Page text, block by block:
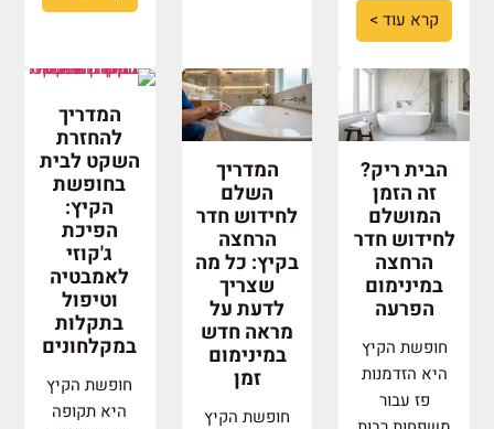
קרא עוד >
הבית ריק?
זה הזמן
המושלם
לחידוש חדר
הרחצה
במינימום
הפרעה
חופשת הקיץ
היא הזדמנות
פז עבור
המדריך
השלם
לחידוש חדר
הרחצה
בקיץ: כל מה
שצריך
לדעת על
מראה חדש
במינימום
זמן
חופשת הקיץ
המדריך
להחזרת
השקט לבית
בחופשת
הקיץ:
הפיכת
ג'קוזי
לאמבטיה
וטיפול
בתקלות
במקלחונים
חופשת הקיץ
היא תקופה